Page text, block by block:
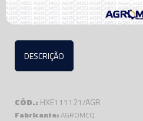
DESCRIÇÃO
CÓD.: HXE111121/AGR
Fabricante:AGROMEQ